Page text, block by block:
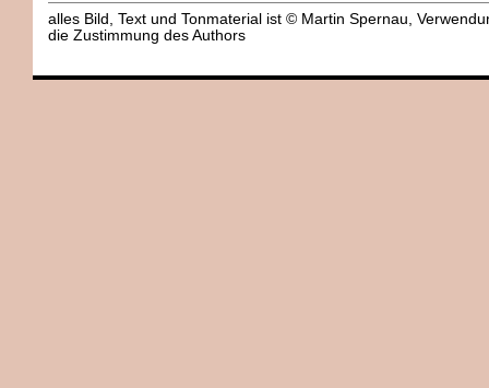
alles Bild, Text und Tonmaterial ist © Martin Spernau,
die Zustimmung des Authors